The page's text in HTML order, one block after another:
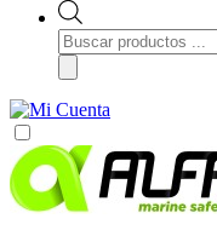
Búsqueda
de
productos